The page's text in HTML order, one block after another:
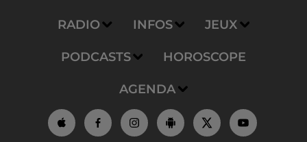
RADIO INFOS JEUX
PODCASTS HOROSCOPE
AGENDA